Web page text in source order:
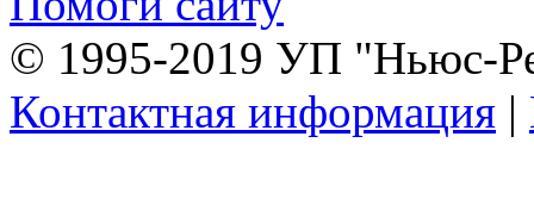
© 1995-2019 УП "Ньюс-
Контактная информация |